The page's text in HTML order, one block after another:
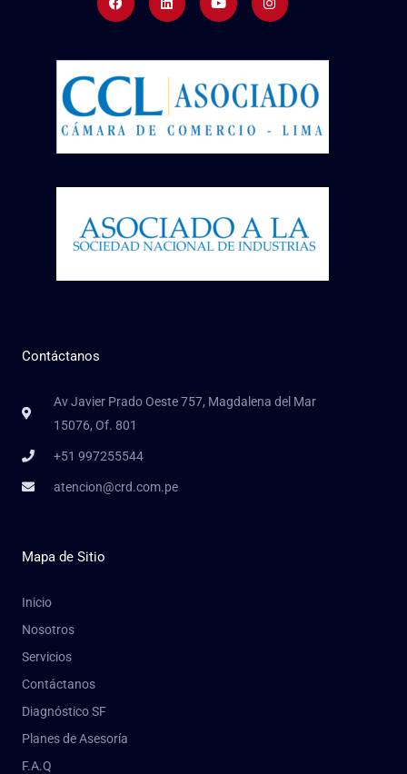
Contáctanos
Av Javier Prado Oeste 757, Magdalena del Mar
15076, Of. 801
+51 997255544
atencion@crd.com.pe
Mapa de Sitio
Inicio
Nosotros
Servicios
Contáctanos
Diagnóstico SF
Planes de Asesoría
F.A.Q